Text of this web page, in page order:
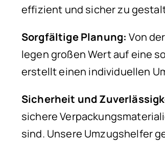
effizient und sicher zu
Sorgfältige Planung: Von
legen großen Wert auf eine
erstellt einen individuellen
Sicherheit und
sichere
sind. Unsere Umzugshelfer